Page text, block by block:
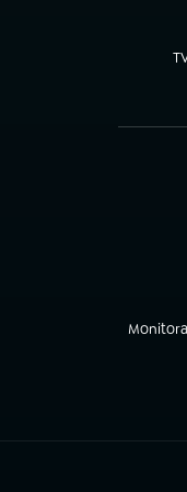
(abre